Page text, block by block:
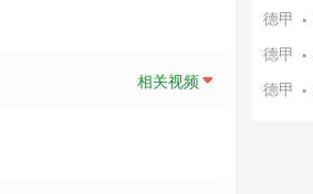
相关视频
德甲
德甲
德甲